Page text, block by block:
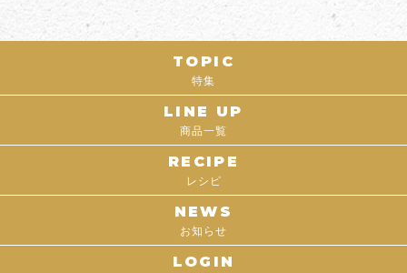
TOPIC
特集
LINE UP
商品一覧
RECIPE
レシピ
NEWS
お知らせ
LOGIN